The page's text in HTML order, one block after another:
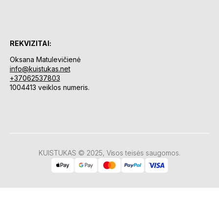
REKVIZITAI:
Oksana Matulevičienė
info@kuistukas.net
+37062537803
1004413 veiklos numeris.
KUISTUKAS © 2025, Visos teisės saugomos.